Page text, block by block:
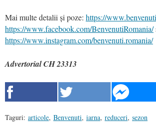
Mai multe detalii și poze: https://
https://www.facebook.com/BenvenutiRomania/
https://www.instagram.com/benvenuti.romania/
Advertorial CH 23313
Taguri: articole, Benvenuti, iarna, reduceri, sezon